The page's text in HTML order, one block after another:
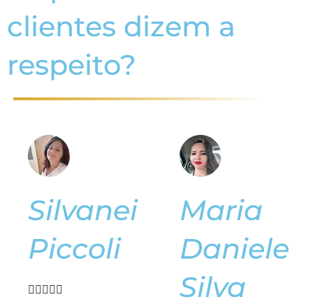
Piccoli
  
atendida com muita
todas as perguntas
Daniele
Silva
  